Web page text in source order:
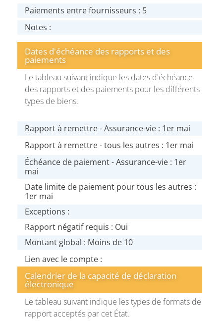
Paiements entre fournisseurs : 5
Notes :
Dates d'échéance des rapports et des
paiements
Le tableau suivant indique les dates d'échéance
des rapports et des paiements pour les différents
types de biens.
Rapport à remettre - Assurance-vie : 1er mai
Rapport à remettre - tous les autres : 1er mai
Échéance de paiement - Assurance-vie : 1er
mai
Date limite de paiement pour tous les autres :
1er mai
Exceptions :
Rapport négatif requis : Oui
Montant global : Moins de 10
Lien avec le compte :
Calendrier de la capacité de déclaration
électronique
Le tableau suivant indique les types de formats de
rapport acceptés par cet État.